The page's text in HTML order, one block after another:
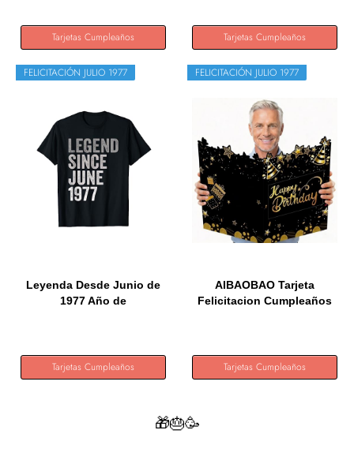
Tarjetas Cumpleaños Tarjetas Cumpleaños
FELICITACIÓN JULIO 1977
Leyenda Desde Junio de
1977 Año de
Tarjetas Cumpleaños
FELICITACIÓN JULIO 1977
AIBAOBAO Tarjeta
Felicitacion Cumpleaños
Tarjetas Cumpleaños
🎁🎂🥳